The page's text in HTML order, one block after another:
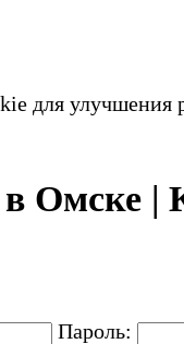
для улучшения
Омске |
Пароль: